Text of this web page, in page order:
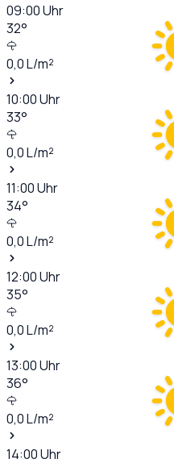
09:00Uhr
32°
0,0L/m²
10:00Uhr
33°
0,0L/m²
11:00Uhr
34°
0,0L/m²
12:00Uhr
35°
0,0L/m²
13:00Uhr
36°
0,0L/m²
14:00Uhr